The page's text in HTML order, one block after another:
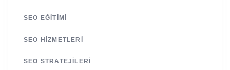
SEO EĞITIMI
SEO HIZMETLERI
SEO STRATEJILERI